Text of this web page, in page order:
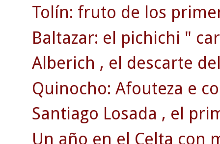
Tolín: fruto de los
Baltazar: el pichichi "
Alberich , el descarte
Quinocho: Afouteza e
Santiago Losada , el
Un año en el Celta con